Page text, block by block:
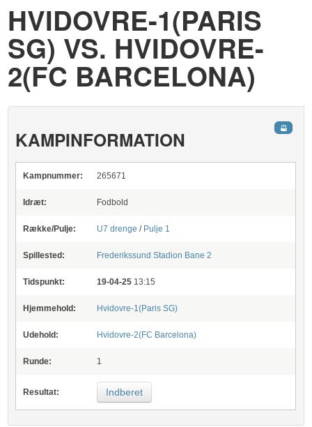
HVIDOVRE-1(PARIS
SG) VS. HVIDOVRE-
2(FC BARCELONA)
KAMPINFORMATION
Kampnummer: 265671
Idræt: Fodbold
Række/Pulje: U7 drenge/ Pulje 1
Spillested: Frederikssund Stadion Bane 2
Tidspunkt: 19-04-25 13:15
Hjemmehold: Hvidovre-1(Paris SG)
Udehold: Hvidovre-2(FC Barcelona)
Runde: 1
Resultat: Indberet